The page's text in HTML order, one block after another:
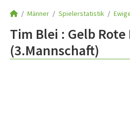
Männer Spielerstatistik
Tim Blei : Gelb
(3.Mannschaft)